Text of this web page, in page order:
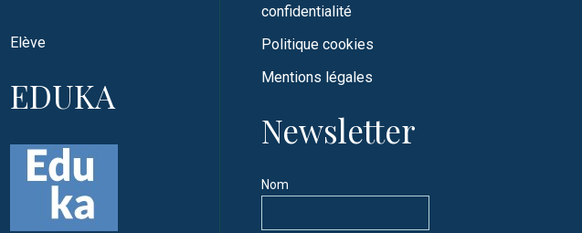
Elève
EDUKA
confidentialité
Politique cookies
Mentions légales
Newsletter
Nom